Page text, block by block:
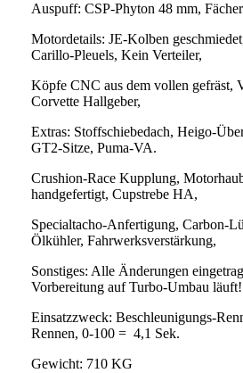
Auspuff: CSP-Phyton 48 mm,
Motordetails: JE-Kolben
Carillo-Pleuels, Kein Verteiler,
Köpfe CNC aus dem vollen gefräst,
Corvette Hallgeber,
Extras: Stoffschiebedach, Heigo-
GT2-Sitze, Puma-VA.
Crushion-Race Kupplung,
handgefertigt, Cupstrebe HA,
Specialtacho-Anfertigung, Carbon-
Ölkühler, Fahrwerksverstärkung,
Sonstiges: Alle Änderungen
Vorbereitung auf Turbo-Umbau läuft!
Einsatzzweck: Beschleunigungs-
Rennen, 0-100 = 4,1 Sek.
Gewicht: 710 KG